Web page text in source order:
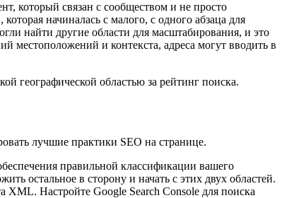
который связан с сообществом и не просто
начиналась с малого, с одного абзаца для
найти другие области для масштабирования, и это
местоположений и контекста, адреса могут вводить в
географической областью за рейтинг поиска.
лучшие практики SEO на странице.
правильной классификации вашего
остальное в сторону и начать с этих двух областей.
XML. Настройте Google Search Console для поиска